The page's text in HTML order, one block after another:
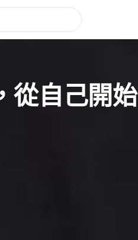
從自己開始